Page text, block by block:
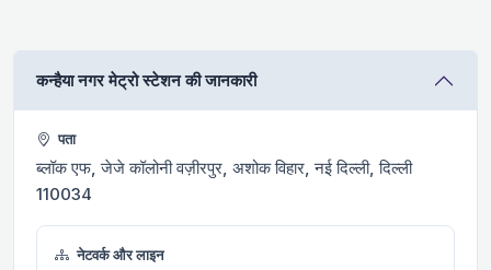
कन्हैया नगर मेट्रो स्टेशन की जानकारी
पता
ब्लॉक एफ, जेजे कॉलोनी वज़ीरपुर, अशोक विहार, नई दिल्ली, दिल्ली
110034
नेटवर्क और लाइन